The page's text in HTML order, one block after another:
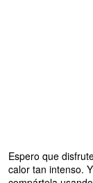
Espero que
calor tan intenso. Y